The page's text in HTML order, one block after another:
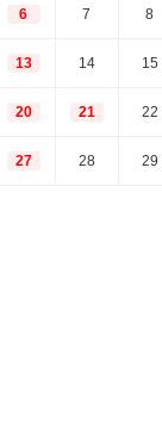
6 7 8
13 14 15
20 21 22
27 28 29